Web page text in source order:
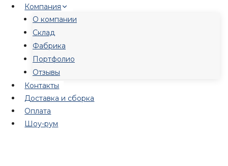
Перейти
содержимому
Компания
О компании
Склад
Фабрика
Портфолио
Отзывы
Контакты
Доставка и сборка
Оплата
Шоу-рум